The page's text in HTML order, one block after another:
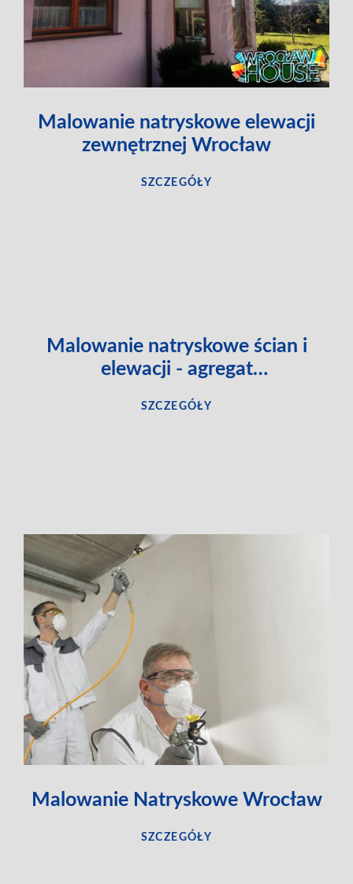
Malowanie natryskowe elewacji
zewnętrznej Wrocław
SZCZEGÓŁY
Malowanie natryskowe ścian i
elewacji - agregat
SZCZEGÓŁY
Malowanie Natryskowe Wrocław
SZCZEGÓŁY